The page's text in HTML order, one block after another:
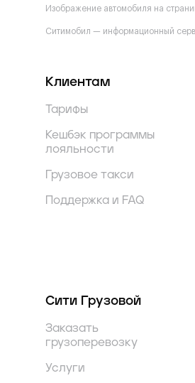
Изображение автомобиля на
Ситимобил — информационный
Клиентам
Тарифы
Кешбэк программы
лояльности
Грузовое такси
Поддержка и FAQ
Сити Грузовой
Заказать
грузоперевозку
Услуги